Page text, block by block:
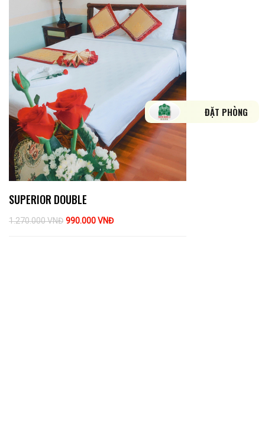
SUPERIOR DOUBLE
1.270.000 VNĐ 990.000 VNĐ
ĐẶT PHÒNG